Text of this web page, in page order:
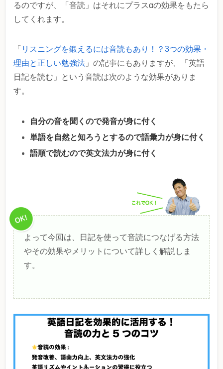
るのですが、「音読」はそれにプラスαの効果をもたら
してくれます。
「 リスニングを鍛えるには音読もあり！？3つの効果・
理由と正しい勉強法 」の記事にもありますが、「英語
日記を読む」という音読は次のような効果がありま
す。
自分の音を聞くので発音が身に付く
単語を自然と知ろうとするので語彙力が身に付く
語順で読むので英文法力が身に付く
よって今回は、日記を使って音読につなげる方法
やその効果やメリットについて詳しく解説しま
す。